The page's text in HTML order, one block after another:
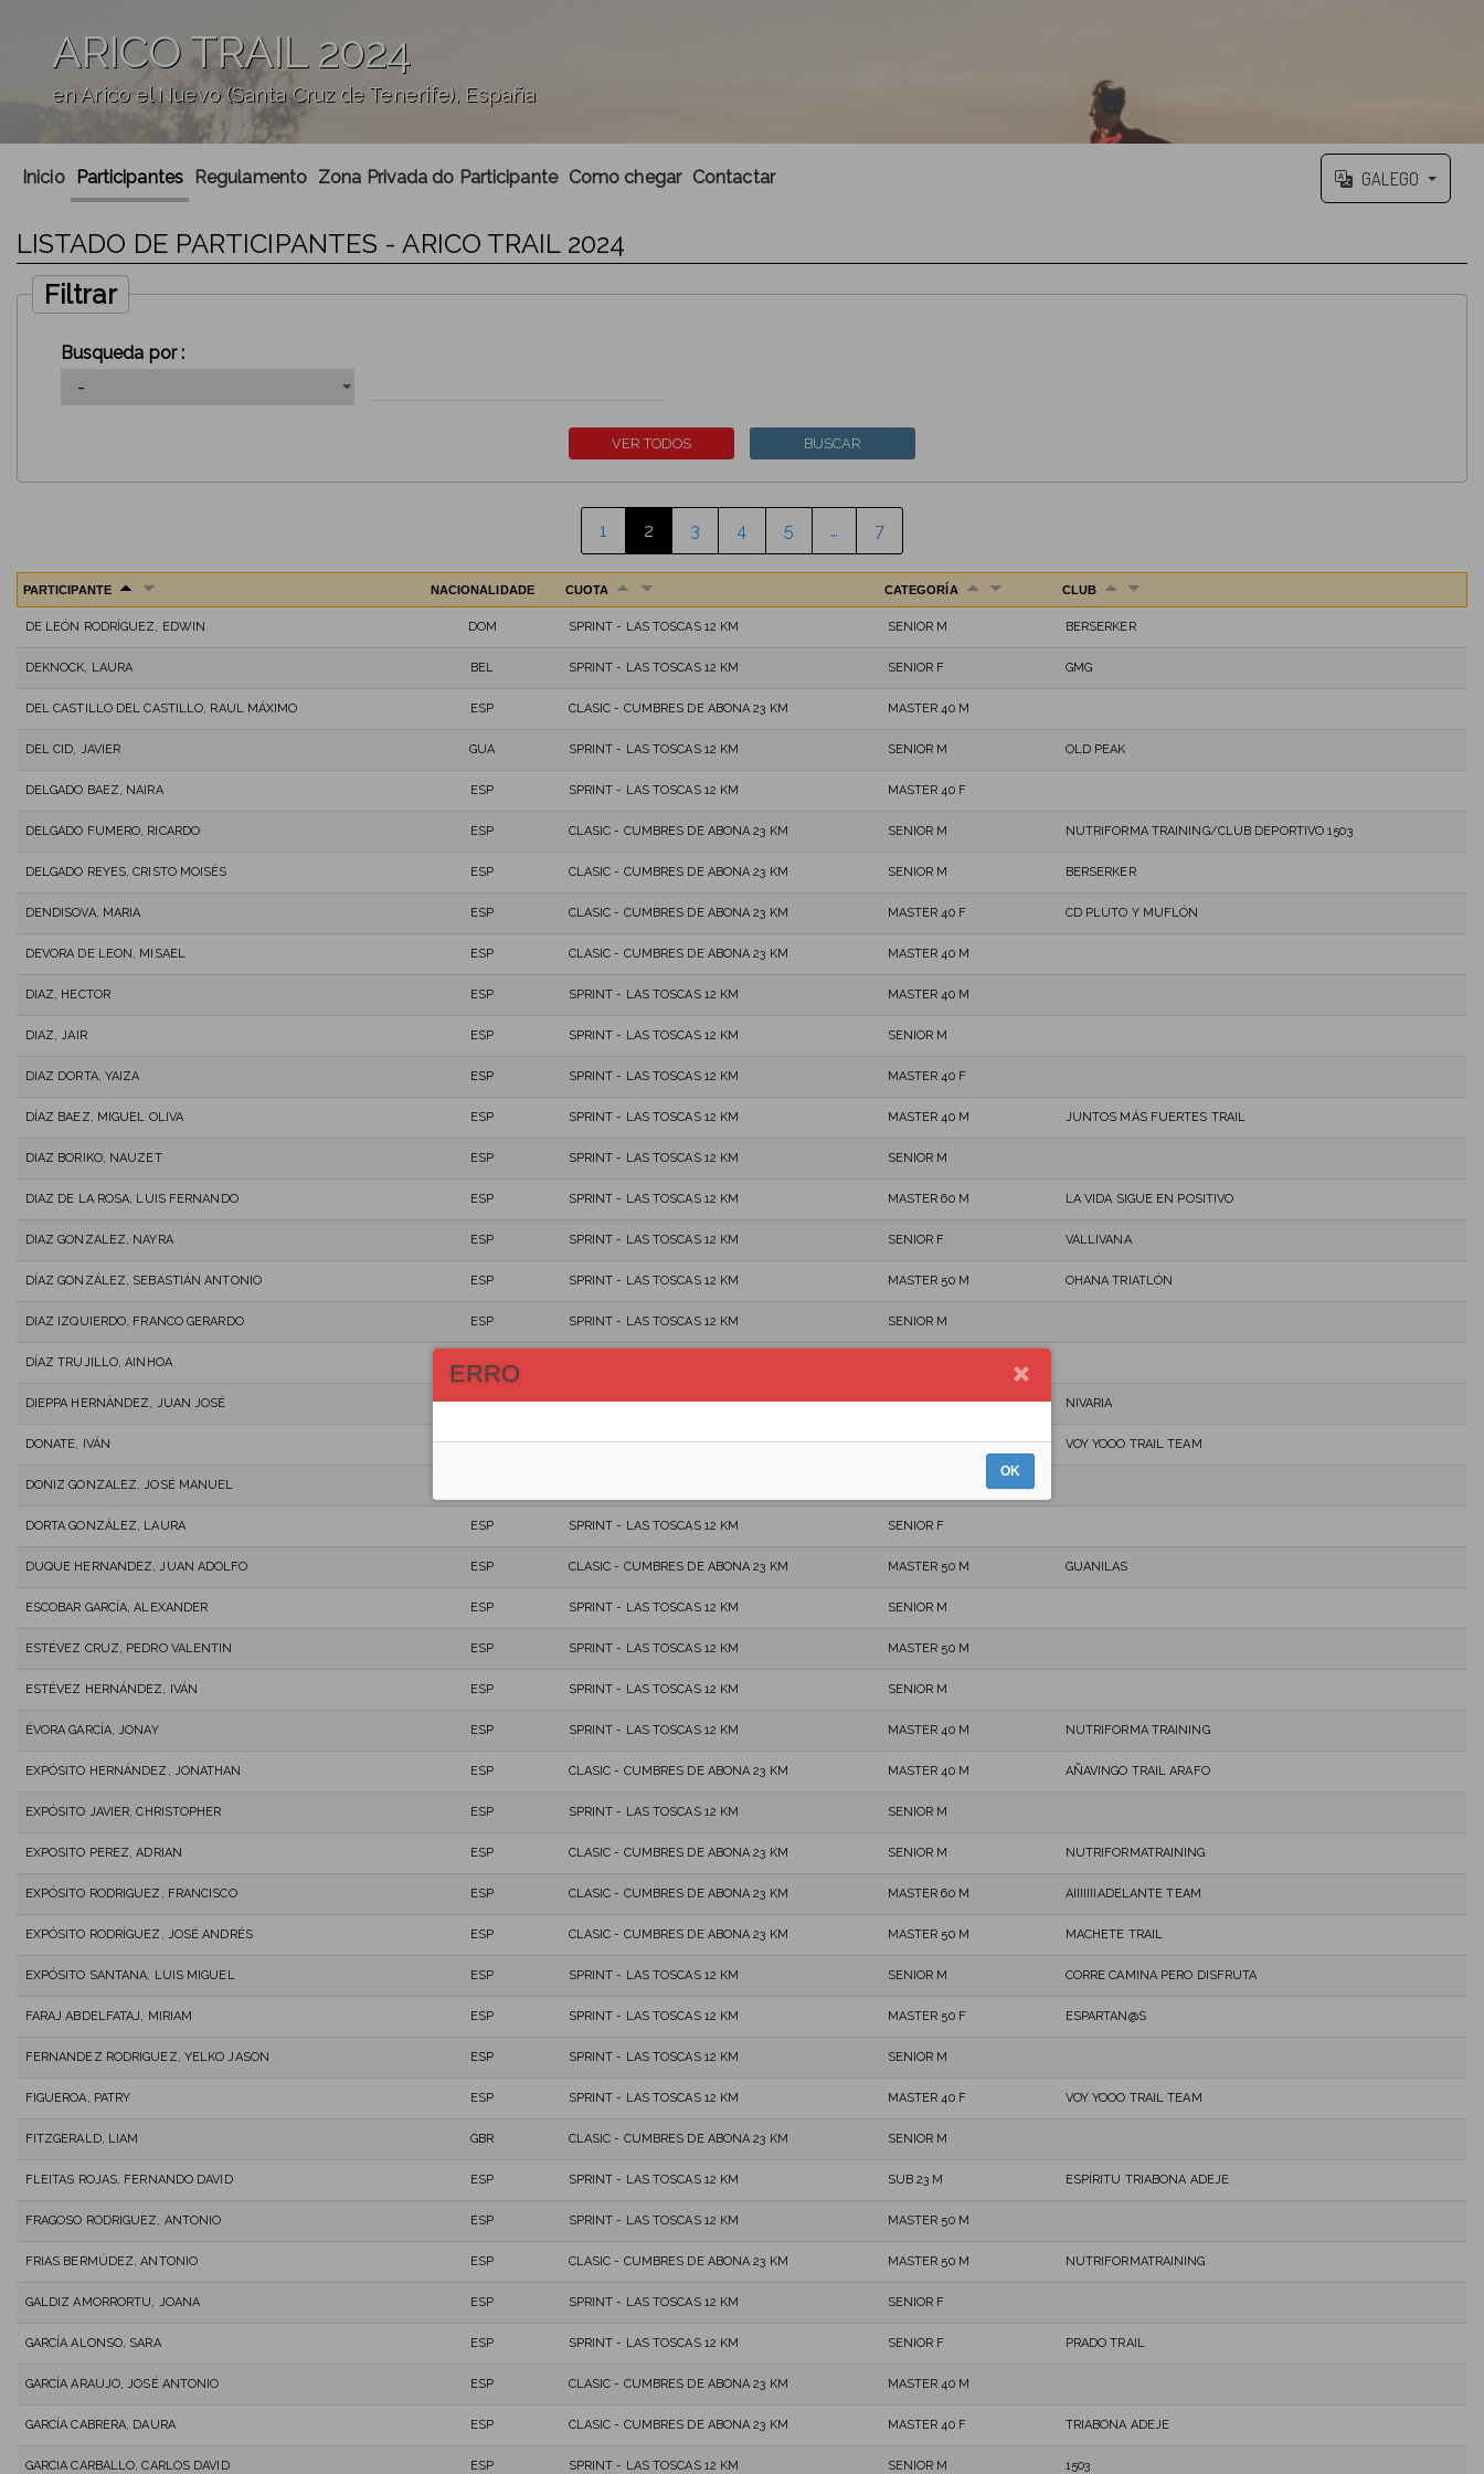
ARICO TRAIL 2024
en Arico el Nuevo (Santa Cruz de Tenerife), España
Inicio Participantes Regulamento Zona Privada do Participante Como chegar Contactar GALEGO
LISTADO DE PARTICIPANTES - ARICO TRAIL 2024
Filtrar
Busqueda por :
1 2 3 4 5 … 7
PARTICIPANTE NACIONALIDADE CUOTA CATEGORÍA CLUB
DE LEÓN RODRÍGUEZ, EDWIN DOM SPRINT - LAS TOSCAS 12 KM SENIOR M BERSERKER
DEKNOCK, LAURA BEL SPRINT - LAS TOSCAS 12 KM SENIOR F GMG
DEL CASTILLO DEL CASTILLO, RAUL MÁXIMO ESP CLASIC - CUMBRES DE ABONA 23 KM MASTER 40 M
DEL CID, JAVIER GUA SPRINT - LAS TOSCAS 12 KM SENIOR M OLD PEAK
DELGADO BAEZ, NAIRA ESP SPRINT - LAS TOSCAS 12 KM MASTER 40 F
DELGADO FUMERO, RICARDO ESP CLASIC - CUMBRES DE ABONA 23 KM SENIOR M NUTRIFORMA TRAINING/CLUB DEPORTIVO 1503
DELGADO REYES, CRISTO MOISÉS ESP CLASIC - CUMBRES DE ABONA 23 KM SENIOR M BERSERKER
DENDISOVA, MARIA ESP CLASIC - CUMBRES DE ABONA 23 KM MASTER 40 F CD PLUTO Y MUFLÓN
DEVORA DE LEON, MISAEL ESP CLASIC - CUMBRES DE ABONA 23 KM MASTER 40 M
DIAZ, HECTOR ESP SPRINT - LAS TOSCAS 12 KM MASTER 40 M
DIAZ, JAIR ESP SPRINT - LAS TOSCAS 12 KM SENIOR M
DIAZ DORTA, YAIZA ESP SPRINT - LAS TOSCAS 12 KM MASTER 40 F
DÍAZ BAEZ, MIGUEL OLIVA ESP SPRINT - LAS TOSCAS 12 KM MASTER 40 M JUNTOS MÁS FUERTES TRAIL
DIAZ BORIKO, NAUZET ESP SPRINT - LAS TOSCAS 12 KM SENIOR M
DIAZ DE LA ROSA, LUIS FERNANDO ESP SPRINT - LAS TOSCAS 12 KM MASTER 60 M LA VIDA SIGUE EN POSITIVO
DIAZ GONZALEZ, NAYRA ESP SPRINT - LAS TOSCAS 12 KM SENIOR F VALLIVANA
DÍAZ GONZÁLEZ, SEBASTIÁN ANTONIO ESP SPRINT - LAS TOSCAS 12 KM MASTER 50 M OHANA TRIATLÓN
DIAZ IZQUIERDO, FRANCO GERARDO ESP SPRINT - LAS TOSCAS 12 KM SENIOR M
DÍAZ TRUJILLO, AINHOA ESP
DIEPPA HERNÁNDEZ, JUAN JOSÉ ESP SPRINT - LAS TOSCAS 12 KM MASTER 40 M NIVARIA
DONATE, IVÁN ESP SPRINT - LAS TOSCAS 12 KM MASTER 40 M VOY YOOO TRAIL TEAM
DONIZ GONZALEZ, JOSÉ MANUEL
DORTA GONZÁLEZ, LAURA ESP SPRINT - LAS TOSCAS 12 KM SENIOR F
DUQUE HERNANDEZ, JUAN ADOLFO ESP CLASIC - CUMBRES DE ABONA 23 KM MASTER 50 M GUANILAS
ESCOBAR GARCÍA, ALEXANDER ESP SPRINT - LAS TOSCAS 12 KM SENIOR M
ESTÉVEZ CRUZ, PEDRO VALENTIN ESP SPRINT - LAS TOSCAS 12 KM MASTER 50 M
ESTÉVEZ HERNÁNDEZ, IVÁN ESP SPRINT - LAS TOSCAS 12 KM SENIOR M
ÉVORA GARCÍA, JONAY ESP SPRINT - LAS TOSCAS 12 KM MASTER 40 M NUTRIFORMA TRAINING
EXPÓSITO HERNÁNDEZ, JONATHAN ESP CLASIC - CUMBRES DE ABONA 23 KM MASTER 40 M AÑAVINGO TRAIL ARAFO
EXPÓSITO JAVIER, CHRISTOPHER ESP SPRINT - LAS TOSCAS 12 KM SENIOR M
EXPOSITO PEREZ, ADRIAN ESP CLASIC - CUMBRES DE ABONA 23 KM SENIOR M NUTRIFORMATRAINING
EXPÓSITO RODRIGUEZ, FRANCISCO ESP CLASIC - CUMBRES DE ABONA 23 KM MASTER 60 M AIIIIIIIADELANTE TEAM
EXPÓSITO RODRÍGUEZ, JOSÉ ANDRÉS ESP CLASIC - CUMBRES DE ABONA 23 KM MASTER 50 M MACHETE TRAIL
EXPÓSITO SANTANA, LUIS MIGUEL ESP SPRINT - LAS TOSCAS 12 KM SENIOR M CORRE CAMINA PERO DISFRUTA
FARAJ ABDELFATAJ, MIRIAM ESP SPRINT - LAS TOSCAS 12 KM MASTER 50 F ESPARTAN@S
FERNANDEZ RODRIGUEZ, YELKO JASON ESP SPRINT - LAS TOSCAS 12 KM SENIOR M
FIGUEROA, PATRY ESP SPRINT - LAS TOSCAS 12 KM MASTER 40 F VOY YOOO TRAIL TEAM
FITZGERALD, LIAM GBR CLASIC - CUMBRES DE ABONA 23 KM SENIOR M
FLEITAS ROJAS, FERNANDO DAVID ESP SPRINT - LAS TOSCAS 12 KM SUB 23 M ESPÍRITU TRIABONA ADEJE
FRAGOSO RODRIGUEZ, ANTONIO ESP SPRINT - LAS TOSCAS 12 KM MASTER 50 M
FRIAS BERMÚDEZ, ANTONIO ESP CLASIC - CUMBRES DE ABONA 23 KM MASTER 50 M NUTRIFORMATRAINING
GALDIZ AMORRORTU, JOANA ESP SPRINT - LAS TOSCAS 12 KM SENIOR F
GARCÍA ALONSO, SARA ESP SPRINT - LAS TOSCAS 12 KM SENIOR F PRADO TRAIL
GARCÍA ARAUJO, JOSÉ ANTONIO ESP CLASIC - CUMBRES DE ABONA 23 KM MASTER 40 M
GARCÍA CABRERA, DAURA ESP CLASIC - CUMBRES DE ABONA 23 KM MASTER 40 F TRIABONA ADEJE
GARCIA CARBALLO, CARLOS DAVID ESP SPRINT - LAS TOSCAS 12 KM SENIOR M 1503
ERRO
OK